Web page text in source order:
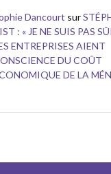
Dancourt sur
: « JE NE SUIS PAS
ENTREPRISES AIENT
DU COÛT
DE LA